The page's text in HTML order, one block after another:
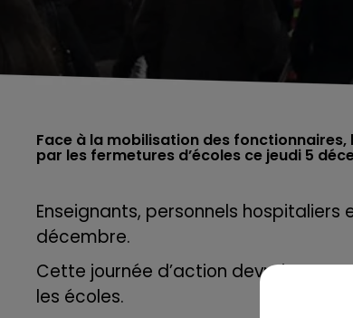
11h00 - 16h00
LE WEEK-END CHAMPAGNE
Face à la mobilisation des fonctionnaires,
par les fermetures d’écoles ce jeudi 5
Enseignants, personnels
décembre.
Cette journée d’action devrait
les écoles.